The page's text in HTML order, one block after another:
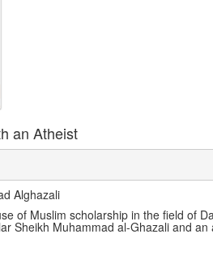
an Atheist
Alghazali
of Muslim scholarship in the field of
Sheikh Muhammad al-Ghazali and an